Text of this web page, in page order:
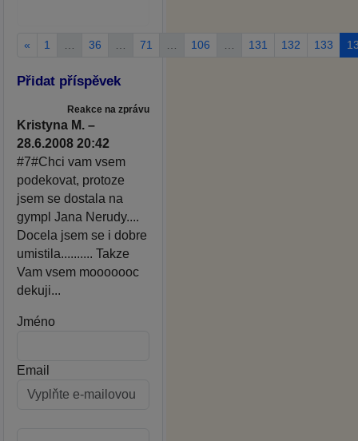
« 1 … 36 … 71 … 106 … 131 132 133
Přidat příspěvek
Reakce na zprávu
Kristyna M. –
28.6.2008 20:42
#7#Chci vam vsem
podekovat, protoze
jsem se dostala na
gympl Jana Nerudy....
Docela jsem se i dobre
umistila.......... Takze
Vam vsem mooooooc
dekuji...
Jméno
Email